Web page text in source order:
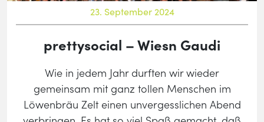
23. September 2024
prettysocial – Wiesn Gaudi
Wie in jedem Jahr durften wir wieder
gemeinsam mit ganz tollen Menschen im
Löwenbräu Zelt einen unvergesslichen Abend